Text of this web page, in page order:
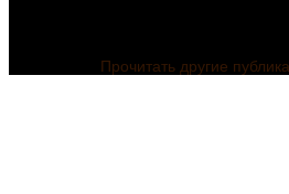
Прочитать другие